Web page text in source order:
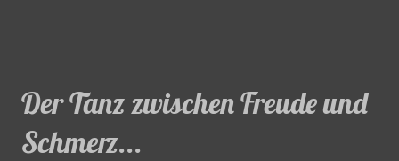
Der Tanz zwischen Freude und
Schmerz...